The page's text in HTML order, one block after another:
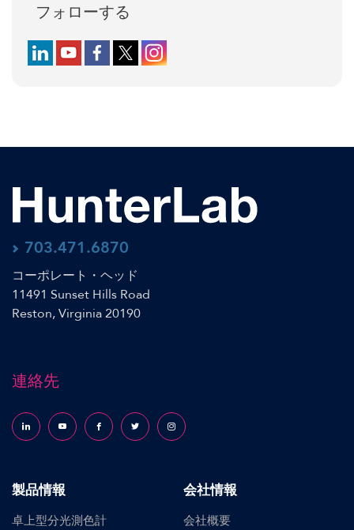
フォローする
Follow us on LinkedIn
Follow us on YouTube
Follow us on Facebook
Follow us on X (formerly Twitter)
Follow us on Instagram
703.471.6870
コーポレート・ヘッド
11491 Sunset Hills Road
Reston, Virginia 20190
連絡先
Follow us on LinkedInFollow us on YouTubeFollow us on Facebook
Follow us on X (formerly Twitter)
Follow us on Instagram
製品情報
卓上型分光測色計
会社情報
会社概要